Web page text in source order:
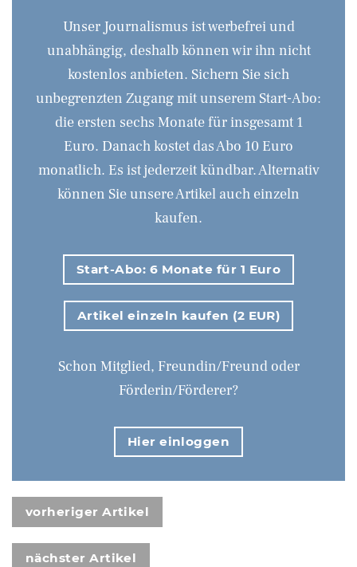
Unser Journalismus ist werbefrei und
unabhängig, deshalb können wir ihn nicht
kostenlos anbieten. Sichern Sie sich
unbegrenzten Zugang mit unserem Start-Abo:
die ersten sechs Monate für insgesamt 1
Euro. Danach kostet das Abo 10 Euro
monatlich. Es ist jederzeit kündbar. Alternativ
können Sie unsere Artikel auch einzeln
kaufen.
Start-Abo: 6 Monate für 1 Euro
Artikel einzeln kaufen (2 EUR)
Schon Mitglied, Freundin/Freund oder
Förderin/Förderer?
Hier einloggen
vorheriger Artikel
nächster Artikel